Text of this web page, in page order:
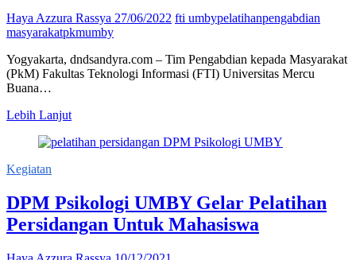
Haya Azzura Rassya 27/06/2022 fti umbypelatihanpengabdian
masyarakatpkmumby
Yogyakarta, dndsandyra.com – Tim Pengabdian kepada Masyarakat
(PkM) Fakultas Teknologi Informasi (FTI) Universitas Mercu
Buana…
Lebih LanjutTim
UMBY
Di
SLB
Muhammadiyah
Kegiatan
DPM Psikologi UMBY Gelar Pelatihan
Persidangan Untuk Mahasiswa